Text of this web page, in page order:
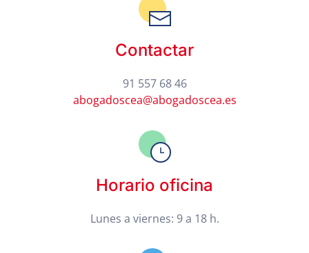
Contactar
91 557 68 46
abogadoscea@abogadoscea.es
Horario oficina
Lunes a viernes: 9 a 18 h.